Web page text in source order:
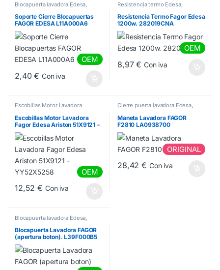
Blocapuerta lavadora Edesa,
Blocapuerta lavadora Fagor ,
Blocapuertas lavadora Aspes
Soporte Cierre Blocapuertas
FAGOR EDESA L11A000A6
OEM
2,40€ Con iva
Resistencia termo Edesa,
Resistencia termo Fagor
Resistencias Termo Eléctrico
Resistencia Termo Fagor Edesa
1200w. 282019CNA
OEM
8,97€ Con iva
Escobillas Motor Lavadora
Escobillas Motor Lavadora
Fagor Edesa Ariston 51X9121 –
YY52X5258
OEM
12,52€ Con iva
Cierre puerta lavadora Edesa,
Cierre puerta lavadora Fagor
Maneta Lavadora FAGOR
F2810 LA0938700
ORIGINAL
28,42€ Con iva
Blocapuerta lavadora Edesa,
Blocapuerta lavadora Fagor ,
Blocapuertas lavadora Aspes
Blocapuerta Lavadora FAGOR
(apertura boton). L39F000B5